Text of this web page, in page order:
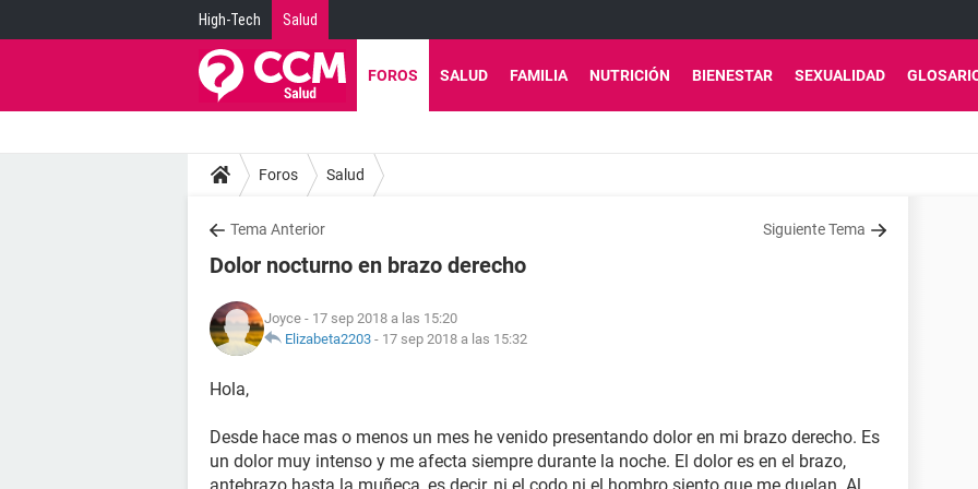
High-Tech Salud
FOROS SALUD FAMILIA NUTRICIÓN BIENESTAR SEXUALIDAD
Foros Salud
Tema Anterior Siguiente Tema
Dolor nocturno en brazo derecho
Joyce - 17 sep 2018 a las 15:20
Elizabeta2203 - 17 sep 2018 a las 15:32
Hola,
Desde hace mas o menos un mes he venido presentando dolor en mi brazo derecho. Es
un dolor muy intenso y me afecta siempre durante la noche. El dolor es en el brazo,